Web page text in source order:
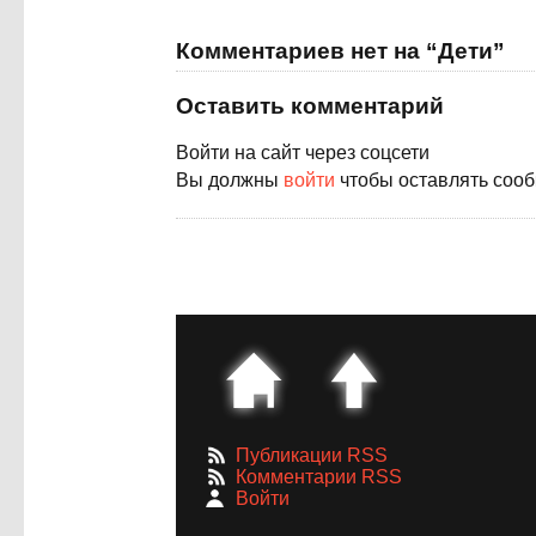
Комментариев нет на “Дети”
Оставить комментарий
Войти на сайт через соцсети
Вы должны войти чтобы оставлять
Публикации RSS
Комментарии RSS
Войти